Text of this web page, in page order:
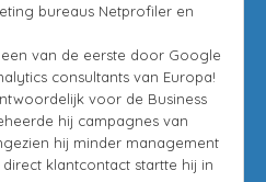
bureaus Netprofiler en
van de eerste door Google
consultants van Europa!
voor de Business
hij campagnes van
hij minder management
klantcontact startte hij in